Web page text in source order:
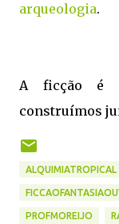
arqueologia.
A ficção é
construímos
ALQUIMIATROPICAL
PROFMOREIJO